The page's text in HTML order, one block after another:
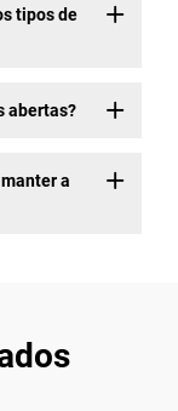
tipos de
abertas?
a